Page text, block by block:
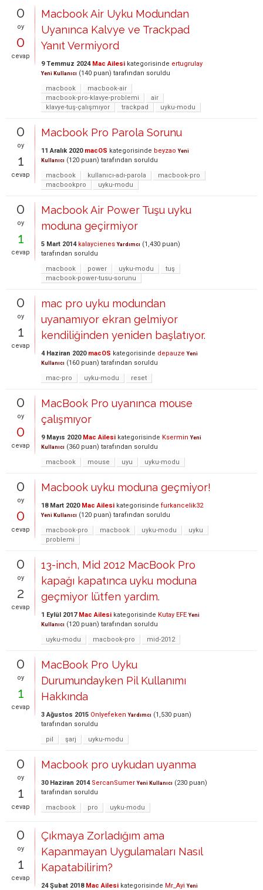
0
oy
0
cevap
Macbook Air Uyku Modundan
Uyanınca Kalvye ve Trackpad
Yanıt Vermiyord
9 Temmuz 2024 Mac Ailesi kategorisinde ertugrulay
Yeni Kullanıcı (140 puan) tarafından soruldu
macbook
macbook-air
macbook-pro-klavye-problemi
air
klavye-tuş-çalışmıyor
trackpad uyku-modu
0
oy
1
cevap
Macbook Pro Parola Sorunu
11 Aralık 2020 macOS kategorisinde beyzao Yeni
Kullanıcı (120 puan) tarafından soruldu
macbook
kullanıcı-adı-parola
macbook-pro
macbookpro
uyku-modu
0
oy
1
cevap
Macbook Air Power Tuşu uyku
moduna geçirmiyor
5 Mart 2014 kalaycienes Yardımcı (1,430 puan)
tarafından soruldu
macbook
power uyku-modu
tuş
macbook-power-tusu-sorunu
0
oy
1
cevap
mac pro uyku modundan
uyanamıyor ekran gelmiyor
kendiliğinden yeniden başlatıyor.
4 Haziran 2020 macOS kategorisinde depauze Yeni
Kullanıcı (160 puan) tarafından soruldu
mac-pro
uyku-modu reset
0
oy
0
cevap
MacBook Pro uyanınca mouse
çalışmıyor
9 Mayıs 2020 Mac Ailesi kategorisinde Ksermin Yeni
Kullanıcı (360 puan) tarafından soruldu
macbook
mouse uyu uyku-modu
0
oy
0
cevap
Macbook uyku moduna geçmiyor!
18 Mart 2020 Mac Ailesi kategorisinde furkancelik32
Yeni Kullanıcı (120 puan) tarafından soruldu
macbook-pro
macbook uyku-modu
uyku
problemi
0
oy
2
cevap
13-inch, Mid 2012 MacBook Pro
kapağı kapatınca uyku moduna
geçmiyor lütfen yardım.
1 Eylül 2017 Mac Ailesi kategorisinde Kutay EFE Yeni
Kullanıcı (120 puan) tarafından soruldu
uyku-modu
macbook-pro mid-2012
0
oy
1
cevap
MacBook Pro Uyku
Durumundayken Pil Kullanımı
Hakkında
3 Ağustos 2015 Onlyefeken Yardımcı (1,530 puan)
tarafından soruldu
pil
şarj uyku-modu
0
oy
1
cevap
Macbook pro uykudan uyanma
30 Haziran 2014 SercanSumer Yeni Kullanıcı (230 puan)
tarafından soruldu
macbook
pro uyku-modu
0
oy
1
cevap
Çıkmaya Zorladığım ama
Kapanmayan Uygulamaları Nasıl
Kapatabilirim?
24 Şubat 2018 Mac Ailesi kategorisinde Mr_Ayi Yeni